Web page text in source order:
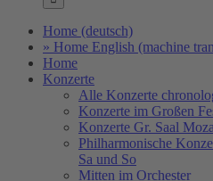
Home (deutsch)
» Home English (machine
Home
Konzerte
Alle Konzerte
Konzerte im Großen
Konzerte Gr. Saal
Philharmonische
Sa und So
Mitten im Orchester